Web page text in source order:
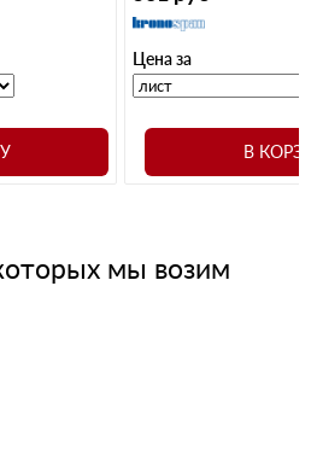
Цена за
В
мы возим